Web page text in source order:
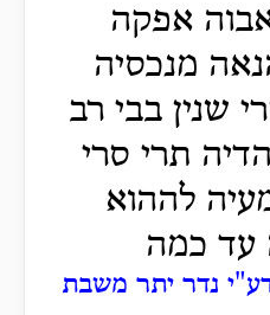
אפקה
מנכסיה
שנין בבי רב
תרי סרי
לההוא
עד כמה
נדר יתר משבת